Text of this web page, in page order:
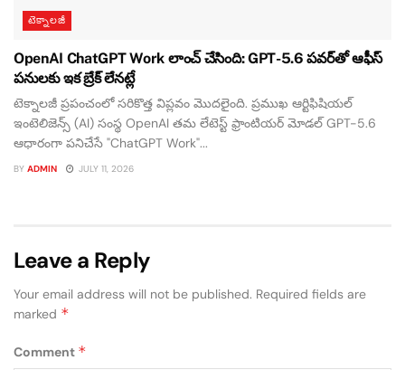
టెక్నాలజీ
OpenAI ChatGPT Work లాంచ్ చేసింది: GPT-5.6 పవర్‌తో ఆఫీస్
పనులకు ఇక బ్రేక్ లేనట్లే
టెక్నాలజీ ప్రపంచంలో సరికొత్త విప్లవం మొదలైంది. ప్రముఖ ఆర్టిఫిషియల్
ఇంటెలిజెన్స్ (AI) సంస్థ OpenAI తమ లేటెస్ట్ ఫ్రాంటియర్ మోడల్ GPT-5.6
ఆధారంగా పనిచేసే "ChatGPT Work"...
BY ADMIN JULY 11, 2026
Leave a Reply
Your email address will not be published. Required fields are
marked *
Comment *